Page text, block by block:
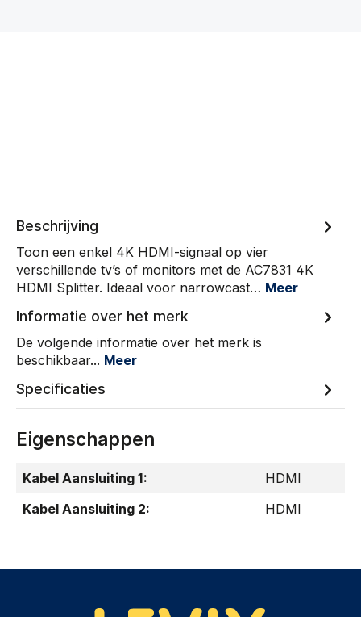
Beschrijving
Toon een enkel 4K HDMI-signaal op vier
verschillende tv’s of monitors met de AC7831 4K
HDMI Splitter. Ideaal voor narrowcast… Meer
Informatie over het merk
De volgende informatie over het merk is
beschikbaar... Meer
Specificaties
Eigenschappen
Kabel Aansluiting 1:
HDMI
Kabel Aansluiting 2:
HDMI